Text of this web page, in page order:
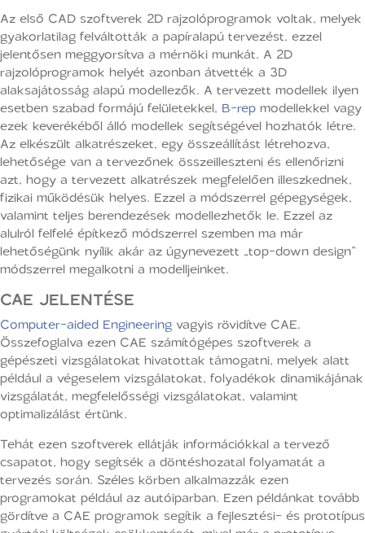
Az első CAD szoftverek 2D rajzolóprogramok voltak, melyek
gyakorlatilag felváltották a papíralapú tervezést, ezzel
jelentősen meggyorsítva a mérnöki munkát. A 2D
rajzolóprogramok helyét azonban átvették a 3D
alaksajátosság alapú modellezők. A tervezett modellek ilyen
esetben szabad formájú felületekkel, B-rep modellekkel vagy
ezek keverékéből álló modellek segítségével hozhatók létre.
Az elkészült alkatrészeket, egy összeállítást létrehozva,
lehetősége van a tervezőnek összeilleszteni és ellenőrizni
azt, hogy a tervezett alkatrészek megfelelően illeszkednek,
fizikai működésük helyes. Ezzel a módszerrel gépegységek,
valamint teljes berendezések modellezhetők le. Ezzel az
alulról felfelé építkező módszerrel szemben ma már
lehetőségünk nyílik akár az úgynevezett „top-down design”
módszerrel megalkotni a modelljeinket.
CAE JELENTÉSE
Computer-aided Engineeringvagyis rövidítve CAE.
Összefoglalva ezen CAE számítógépes szoftverek a
gépészeti vizsgálatokat hivatottak támogatni, melyek alatt
például a végeselem vizsgálatokat, folyadékok dinamikájának
vizsgálatát, megfelelősségi vizsgálatokat, valamint
optimalizálást értünk.
Tehát ezen szoftverek ellátják információkkal a tervező
csapatot, hogy segítsék a döntéshozatal folyamatát a
tervezés során. Széles körben alkalmazzák ezen
programokat például az autóiparban. Ezen példánkat tovább
gördítve a CAE programok segítik a fejlesztési- és prototípus